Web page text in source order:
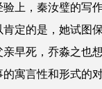
上，秦汝璧的写
定的是，她试图
早死，乔淼之也
寓言性和形式的